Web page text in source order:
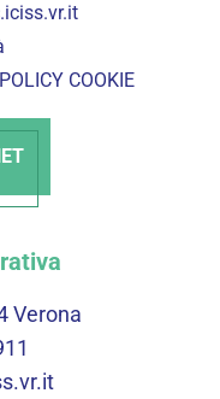
POLICY COOKIE
Verona